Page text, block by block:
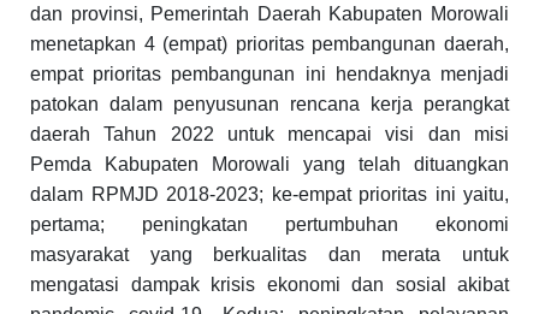
dan provinsi, Pemerintah Daerah Kabupaten Morowali
menetapkan 4 (empat) prioritas pembangunan daerah,
empat prioritas pembangunan ini hendaknya menjadi
patokan dalam penyusunan rencana kerja perangkat
daerah Tahun 2022 untuk mencapai visi dan misi
Pemda Kabupaten Morowali yang telah dituangkan
dalam RPMJD 2018-2023; ke-empat prioritas ini yaitu,
pertama; peningkatan pertumbuhan ekonomi
masyarakat yang berkualitas dan merata untuk
mengatasi dampak krisis ekonomi dan sosial akibat